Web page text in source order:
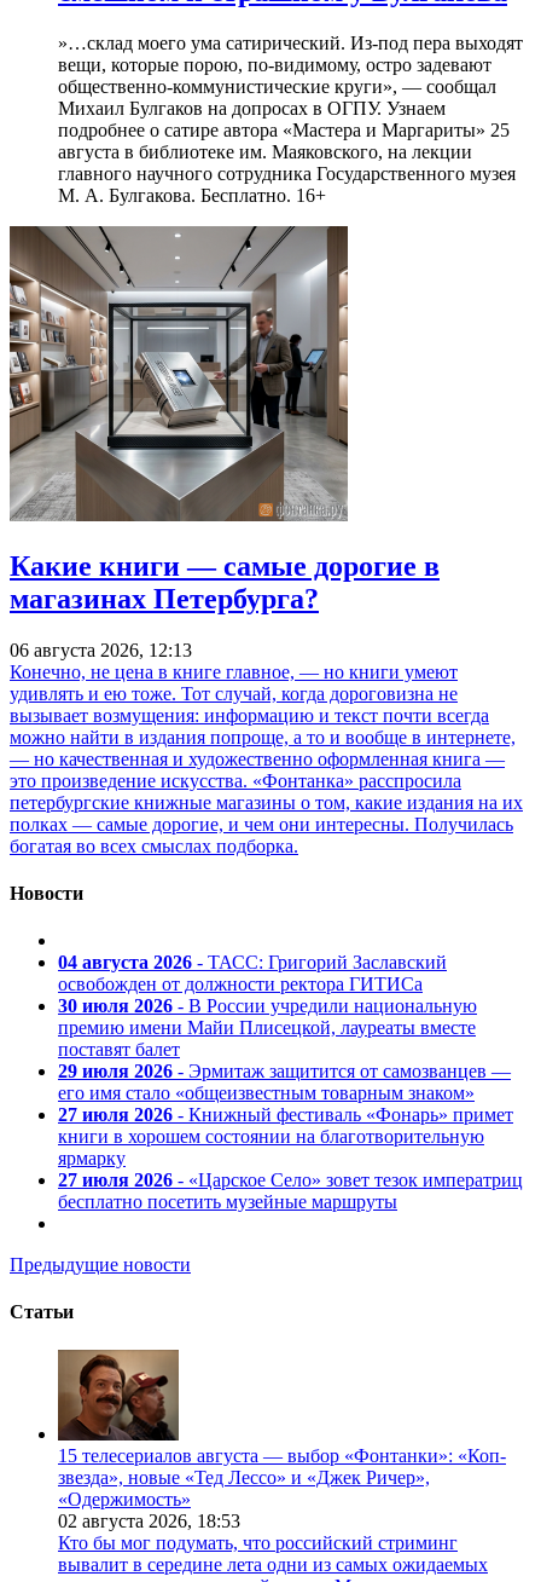
»…склад моего ума сатирический. Из-под пера выходят
вещи, которые порою, по-видимому, остро задевают
общественно-коммунистические круги», — сообщал
Михаил Булгаков на допросах в ОГПУ. Узнаем
подробнее о сатире автора «Мастера и Маргариты» 25
августа в библиотеке им. Маяковского, на лекции
главного научного сотрудника Государственного музея
М. А. Булгакова. Бесплатно. 16+
Какие книги — самые дорогие в
магазинах Петербурга?
06 августа 2026, 12:13
Конечно, не цена в книге главное, — но книги умеют
удивлять и ею тоже. Тот случай, когда дороговизна не
вызывает возмущения: информацию и текст почти всегда
можно найти в издания попроще, а то и вообще в интернете,
— но качественная и художественно оформленная книга —
это произведение искусства. «Фонтанка» расспросила
петербургские книжные магазины о том, какие издания на их
полках — самые дорогие, и чем они интересны. Получилась
богатая во всех смыслах подборка.
Новости
04 августа 2026 - ТАСС: Григорий Заславский
освобожден от должности ректора ГИТИСа
30 июля 2026 - В России учредили национальную
премию имени Майи Плисецкой, лауреаты вместе
поставят балет
29 июля 2026 - Эрмитаж защитится от самозванцев —
его имя стало «общеизвестным товарным знаком»
27 июля 2026 - Книжный фестиваль «Фонарь» примет
книги в хорошем состоянии на благотворительную
ярмарку
27 июля 2026 - «Царское Село» зовет тезок императриц
бесплатно посетить музейные маршруты
Предыдущие новости
Статьи
15 телесериалов августа — выбор «Фонтанки»: «Коп-
звезда», новые «Тед Лессо» и «Джек Ричер»,
«Одержимость»
02 августа 2026, 18:53
Кто бы мог подумать, что российский стриминг
вывалит в середине лета одни из самых ожидаемых